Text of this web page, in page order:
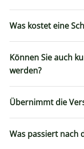
Was kostet eine
Können Sie auch
werden?
Übernimmt die
Was passiert nach